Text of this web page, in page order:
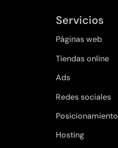
Servicios
Páginas web
Tiendas online
Ads
Redes sociales
Posicionamiento
Hosting